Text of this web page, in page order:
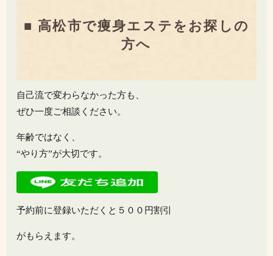
■ 高松市で痩身エステをお探しの
方へ
自己流で変わらなかった方も、
ぜひ一度ご相談ください。
年齢ではなく、
“やり方”が大切です。
予約前に登録いただくと５００円割引
がもらえます。